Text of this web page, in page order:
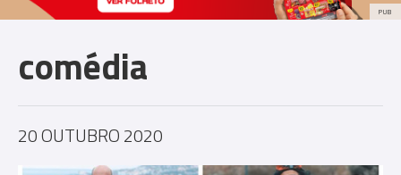
PUB
comédia
20 OUTUBRO 2020